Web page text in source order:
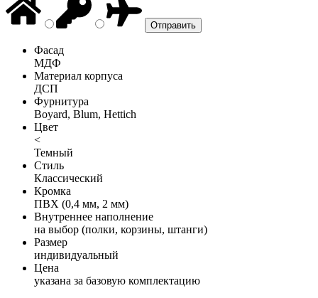
Фасад
МДФ
Материал корпуса
ДСП
Фурнитура
Boyard, Blum, Hettich
Цвет
<
Темный
Стиль
Классический
Кромка
ПВХ (0,4 мм, 2 мм)
Внутреннее наполнение
на выбор (полки, корзины, штанги)
Размер
индивидуальный
Цена
указана за базовую комплектацию